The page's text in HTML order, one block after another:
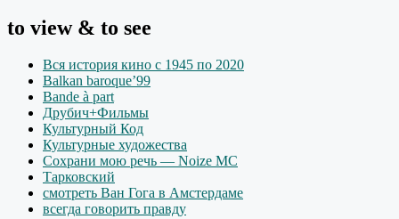
to view & to see
Вся история кино с 1945 по 2020
Balkan baroque’99
Bande à part
Друбич+Фильмы
Культурный Код
Культурные художества
Сохрани мою речь — Noize MC
Тарковский
смотреть Ван Гога в Амстердаме
всегда говорить правду